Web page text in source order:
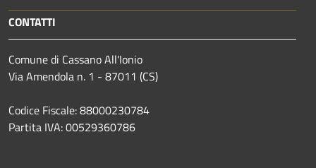
CONTATTI
Comune di Cassano All'Ionio
Via Amendola n. 1 - 87011 (CS)
Codice Fiscale: 88000230784
Partita IVA: 00529360786